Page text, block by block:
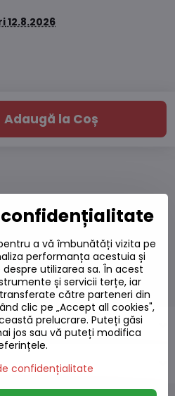
12.8.2026
Adaugă la Coș
confidențialitate
a vă îmbunătăți vizita pe
performanța acestuia și
utilizarea sa. În acest
și servicii terțe, iar
către parteneri din
clic pe „Accept all cookies",
prelucrare. Puteți găsi
jos sau vă puteți modifica
confidențialitate